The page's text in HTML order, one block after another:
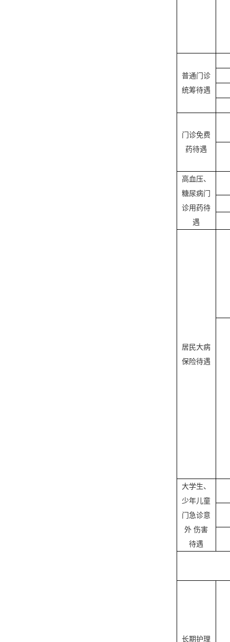
普通门诊
统筹待遇
门诊免费
药待遇
高血压、
糖尿病门
诊用药待
遇
居民大病
保险待遇
大学生、
少年儿童
门急诊意
外 伤害
待遇
长期护理